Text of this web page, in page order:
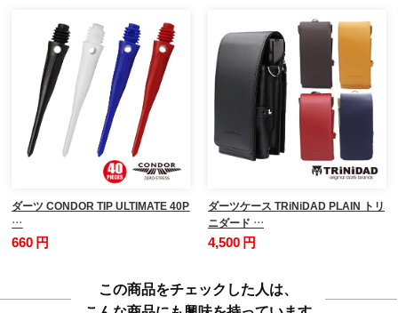
ダーツ CONDOR TIP ULTIMATE 40P
…
660 円
ダーツケース TRiNiDAD PLAIN トリ
ニダード …
4,500 円
この商品をチェックした人は、